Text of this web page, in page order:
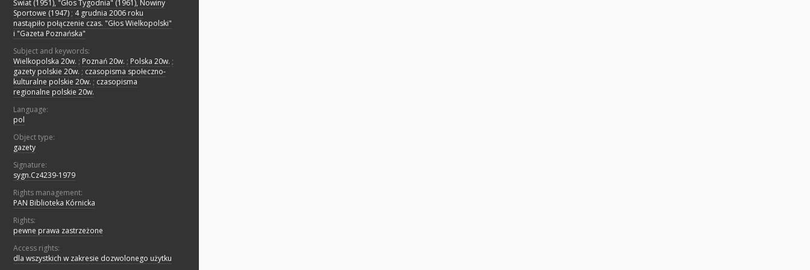
Świat (1951), "Głos Tygodnia" (1961), Nowiny
Sportowe (1947) ; 4 grudnia 2006 roku
nastąpiło połączenie czas. "Głos Wielkopolski"
i "Gazeta Poznańska"
Subject and keywords:
Wielkopolska 20w. ; Poznań 20w. ; Polska 20w. ;
gazety polskie 20w. ; czasopisma społeczno-
kulturalne polskie 20w. ; czasopisma
regionalne polskie 20w.
Language:
pol
Object type:
gazety
Signature:
sygn.Cz4239-1979
Rights management:
PAN Biblioteka Kórnicka
Rights:
pewne prawa zastrzeżone
Access rights:
dla wszystkich w zakresie dozwolonego użytku